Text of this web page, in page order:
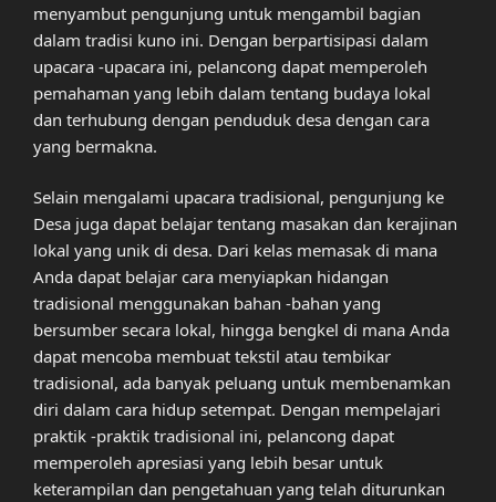
menyambut pengunjung untuk mengambil bagian
dalam tradisi kuno ini. Dengan berpartisipasi dalam
upacara -upacara ini, pelancong dapat memperoleh
pemahaman yang lebih dalam tentang budaya lokal
dan terhubung dengan penduduk desa dengan cara
yang bermakna.
Selain mengalami upacara tradisional, pengunjung ke
Desa juga dapat belajar tentang masakan dan kerajinan
lokal yang unik di desa. Dari kelas memasak di mana
Anda dapat belajar cara menyiapkan hidangan
tradisional menggunakan bahan -bahan yang
bersumber secara lokal, hingga bengkel di mana Anda
dapat mencoba membuat tekstil atau tembikar
tradisional, ada banyak peluang untuk membenamkan
diri dalam cara hidup setempat. Dengan mempelajari
praktik -praktik tradisional ini, pelancong dapat
memperoleh apresiasi yang lebih besar untuk
keterampilan dan pengetahuan yang telah diturunkan